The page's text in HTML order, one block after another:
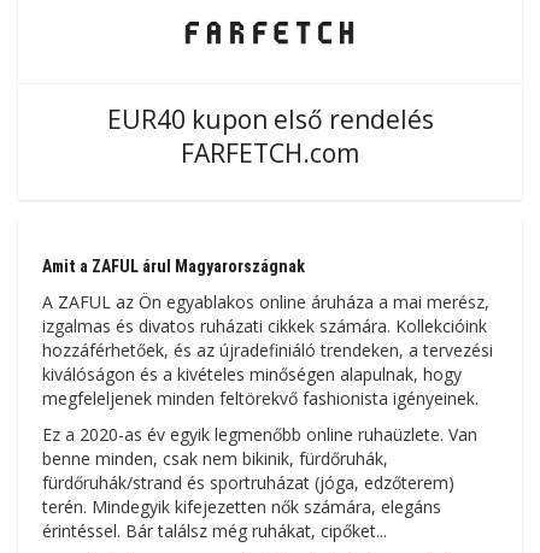
EUR40 kupon első rendelés
FARFETCH.com
Amit a ZAFUL árul Magyarországnak
A ZAFUL az Ön egyablakos online áruháza a mai merész,
izgalmas és divatos ruházati cikkek számára. Kollekcióink
hozzáférhetőek, és az újradefiniáló trendeken, a tervezési
kiválóságon és a kivételes minőségen alapulnak, hogy
megfeleljenek minden feltörekvő fashionista igényeinek.
Ez a 2020-as év egyik legmenőbb online ruhaüzlete. Van
benne minden, csak nem bikinik, fürdőruhák,
fürdőruhák/strand és sportruházat (jóga, edzőterem)
terén. Mindegyik kifejezetten nők számára, elegáns
érintéssel. Bár találsz még ruhákat, cipőket...